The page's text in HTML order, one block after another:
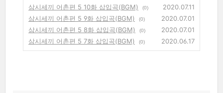
삼시세끼 어촌편 5 10화 삽입곡(BGM)
(0)
2020.07.11
삼시세끼 어촌편 5 9화 삽입곡(BGM)
(0)
2020.07.01
삼시세끼 어촌편 5 8화 삽입곡(BGM)
(0)
2020.07.01
삼시세끼 어촌편 5 7화 삽입곡(BGM)
(0) 2020.06.17